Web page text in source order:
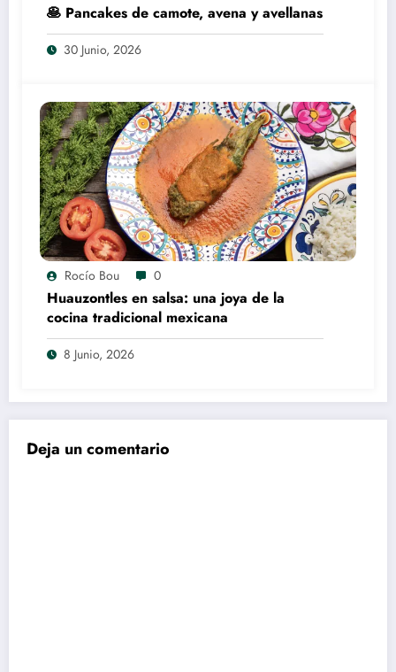
🥞 Pancakes de camote, avena y avellanas
30 Junio, 2026
Rocío Bou 0
Huauzontles en salsa: una joya de la
cocina tradicional mexicana
8 Junio, 2026
Deja un comentario